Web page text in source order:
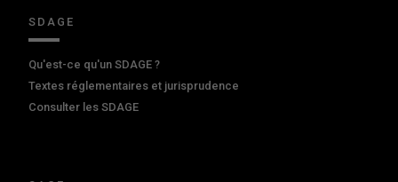
SDAGE
Qu'est-ce qu'un SDAGE ?
Textes réglementaires et jurisprudence
Consulter les SDAGE